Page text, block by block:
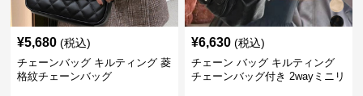
¥5,680 (税込)
チェーンバッグ キルティング 菱
格紋チェーンバッグ
¥6,630 (税込)
チェーン バッグ キルティング
チェーンバッグ付き 2wayミニリ